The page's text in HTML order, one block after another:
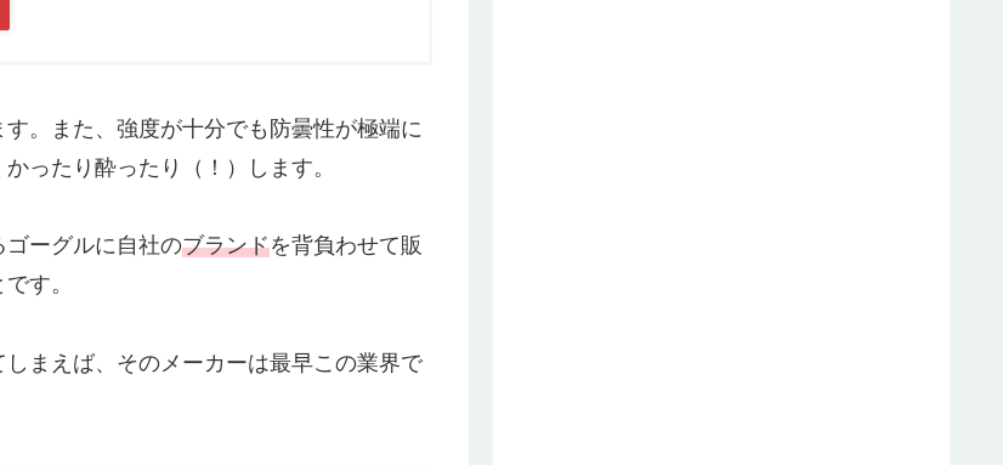
す。また、強度が十分でも防曇性が極端に
ったり酔ったり（！）します。
ーグルに自社のブランドを背負わせて販
す。
まえば、そのメーカーは最早この業界で